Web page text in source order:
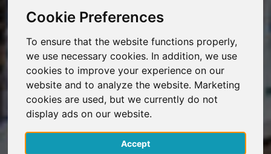
Cookie Preferences
To ensure that the website functions properly,
we use necessary cookies. In addition, we use
cookies to improve your experience on our
website and to analyze the website. Marketing
cookies are used, but we currently do not
display ads on our website.
Accept
Onderzoek verkennen
FAQ
Gratis registreren
Inloggen
English